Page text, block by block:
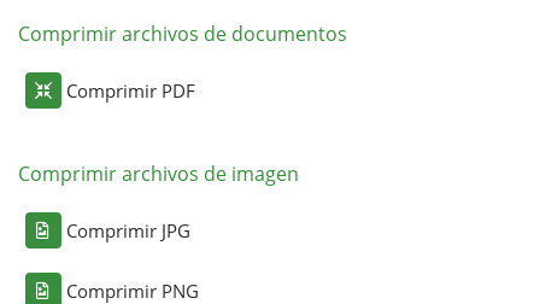
Comprimir archivos de documentos
Comprimir PDF
Comprimir archivos de imagen
Comprimir JPG
Comprimir PNG